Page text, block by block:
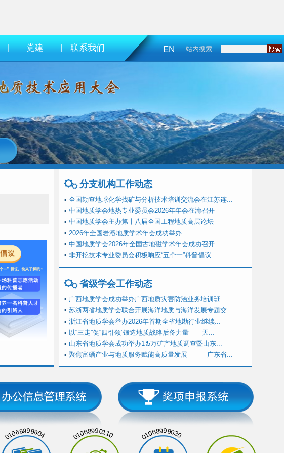
| 党建 | 联系我们 EN 站内搜索
分支机构工作动态
▪ 全国勘查地球化学找矿与分析技术培训交流会在江苏连...
▪ 中国地质学会地热专业委员会2026年年会在渝召开
▪ 中国地质学会主办第十八届全国工程地质高层论坛
▪ 2026年全国岩溶地质学术年会成功举办
▪ 中国地质学会2026年全国古地磁学术年会成功召开
▪ 非开挖技术专业委员会积极响应“五个一”科普倡议
省级学会工作动态
▪ 广西地质学会成功举办广西地质灾害防治业务培训班
▪ 苏浙两省地质学会联合开展海洋地质与海洋发展专题交...
▪ 浙江省地质学会举办2026年首期全省地勘行业继续...
▪ 以“三走”促“四引领”锻造地质战略后备力量——天...
▪ 山东省地质学会成功举办1∶5万矿产地质调查暨山东...
▪ 聚焦富硒产业与地质服务赋能高质量发展 ——广东省...
01068999804 01068990110 01068999020